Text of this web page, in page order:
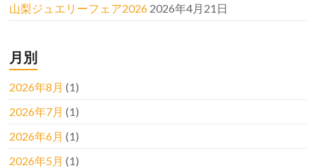
山梨ジュエリーフェア2026 2026年4月21日
月別
2026年8月 (1)
2026年7月 (1)
2026年6月 (1)
2026年5月 (1)